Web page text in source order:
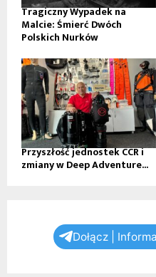
Tragiczny Wypadek na
Malcie: Śmierć Dwóch
Polskich Nurków
Przyszłość jednostek CCR i
zmiany w Deep Adventure...
Dołącz |